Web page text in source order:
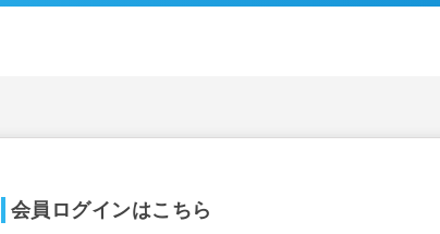
会員ログインはこちら